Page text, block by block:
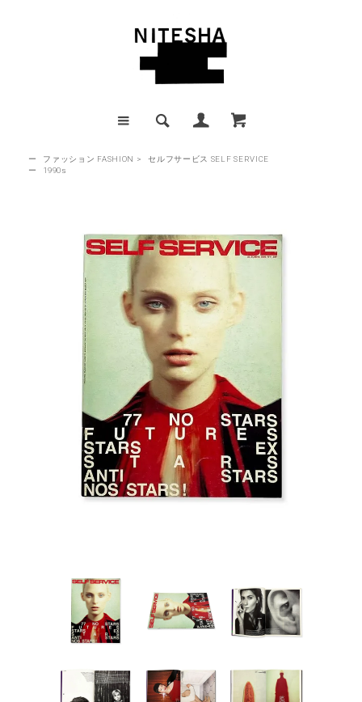
ー ファッション FASHION >
セルフサービス SELF SERVICE
ー
1990s